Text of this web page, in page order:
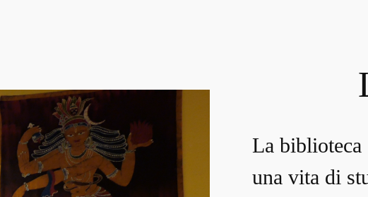
La biblioteca
una vita di